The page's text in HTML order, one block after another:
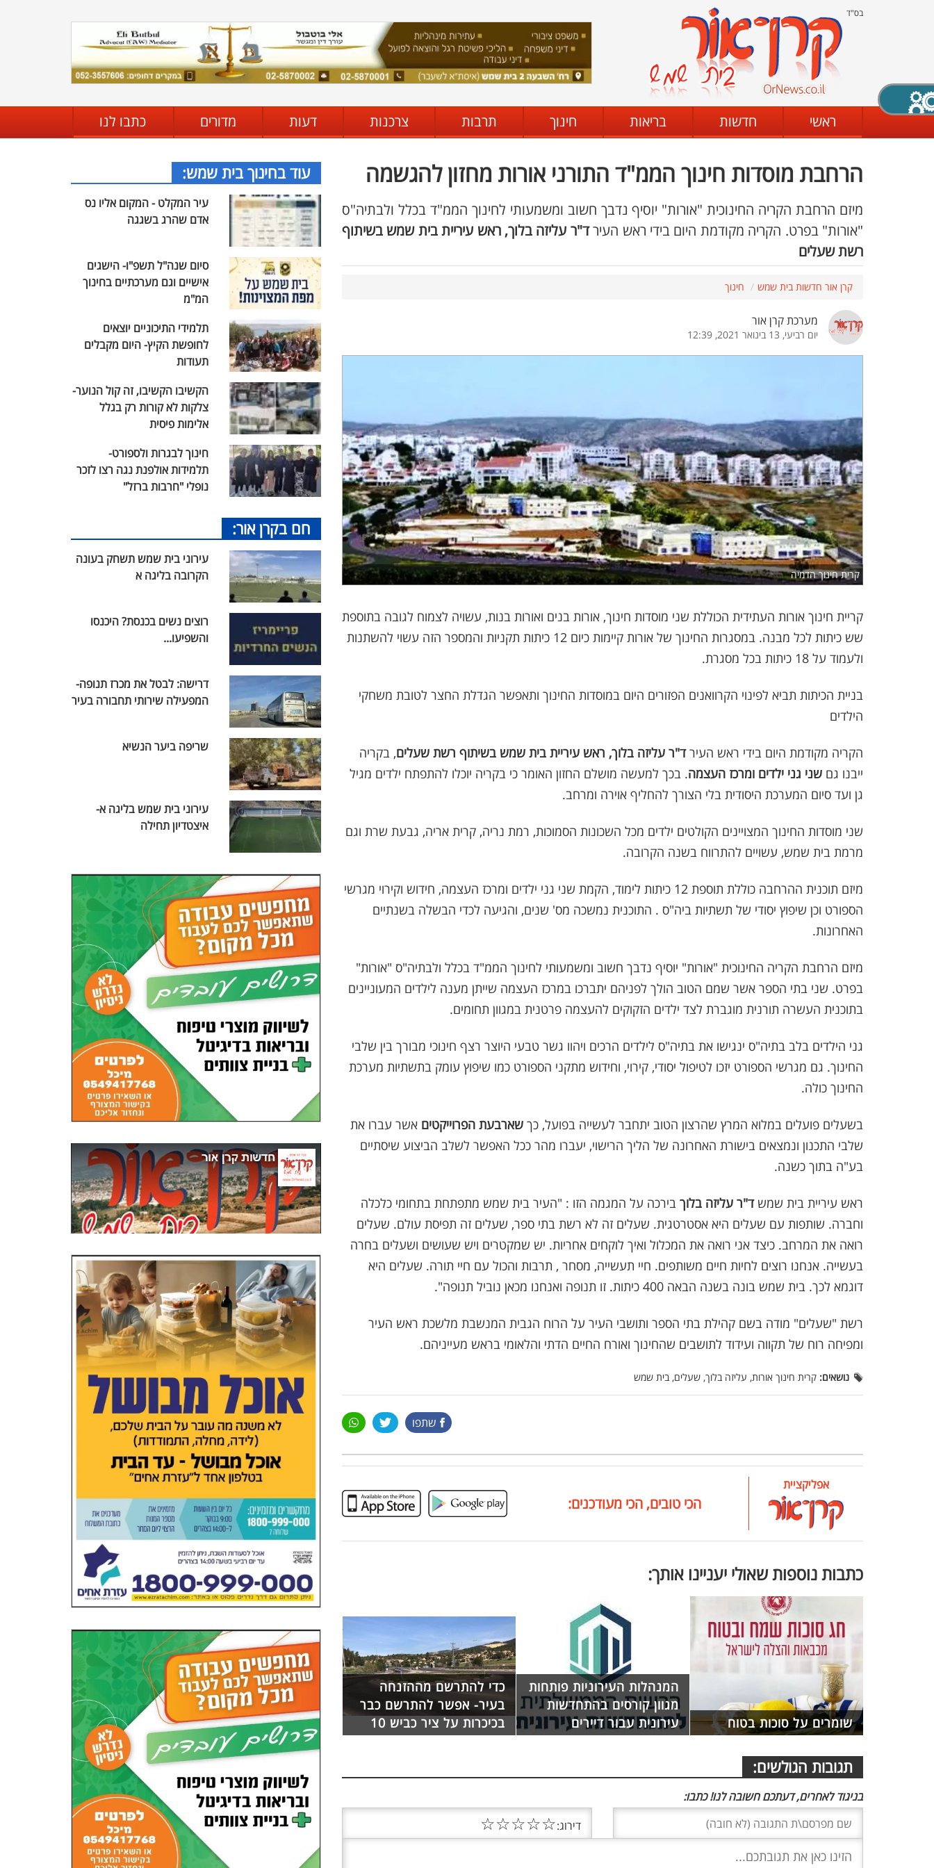
בס"ד
ראשי חדשות בריאות חינוך תרבות צרכנות דעות מדורים כתבו לנו
הרחבת מוסדות חינוך הממ"ד התורני אורות מחזון להגשמה
מיזם הרחבת הקריה החינוכית "אורות" יוסיף נדבך חשוב ומשמעותי לחינוך הממ"ד בכלל ולבתיה"ס
"אורות" בפרט. הקריה מקודמת היום בידי ראש העירד"ר עליזה בלוך, ראש עיריית בית שמש בשיתוף
רשת שעלים
קרן אור חדשות בית שמש חינוך
מערכת קרן אור
יום רביעי, 13 בינואר 2021, 12:39
קרית חינוך הדמיה
קריית חינוך אורות העתידית הכוללת שני מוסדות חינוך, אורות בנים ואורות בנות, עשויה לצמוח לגובה בתוספת
שש כיתות לכל מבנה. במסגרות החינוך של אורות קיימות כיום 12 כיתות תקניות והמספר הזה עשוי להשתנות
ולעמוד על 18 כיתות בכל מסגרת.
בניית הכיתות תביא לפינוי הקרוואנים הפזורים היום במוסדות החינוך ותאפשר הגדלת החצר לטובת משחקי
הילדים
הקריה מקודמת היום בידי ראש העירד"ר עליזה בלוך, ראש עיריית בית שמש בשיתוף רשת שעלים, בקריה
ייבנו גם שני גני ילדים ומרכז העצמה. בכך למעשה מושלם החזון האומר כי בקריה יוכלו להתפתח ילדים מגיל
גן ועד סיום המערכת היסודית בלי הצורך להחליף אוירה ומרחב.
שני מוסדות החינוך המצויינים הקולטים ילדים מכל השכונות הסמוכות, רמת נריה, קרית אריה, גבעת שרת וגם
מרמת בית שמש, עשויים להתרווח בשנה הקרובה.
מיזם תוכנית ההרחבה כוללת תוספת 12 כיתות לימוד, הקמת שני גני ילדים ומרכז העצמה, חידוש וקירוי מגרשי
הספורט וכן שיפוץ יסודי של תשתיות ביה"ס . התוכנית נמשכה מס' שנים, והגיעה לכדי הבשלה בשנתיים
האחרונות.
מיזם הרחבת הקריה החינוכית "אורות" יוסיף נדבך חשוב ומשמעותי לחינוך הממ"ד בכלל ולבתיה"ס "אורות"
בפרט. שני בתי הספר אשר שמם הטוב הולך לפניהם יתברכו במרכז העצמה שייתן מענה לילדים המעוניינים
בתוכנית העשרה תורנית מוגברת לצד ילדים הזקוקים להעצמה פרטנית במגוון תחומים.
גני הילדים בלב בתיה"ס ינגישו את בתיה"ס לילדים הרכים ויהוו גשר טבעי היוצר רצף חינוכי מבורך בין שלבי
החינוך. גם מגרשי הספורט יזכו לטיפול יסודי, קירוי, וחידוש מתקני הספורט כמו שיפוץ עומק בתשתיות מערכת
החינוך כולה.
בשעלים פועלים במלוא המרץ שהרצון הטוב יתחבר לעשייה בפועל, כך שארבעת הפרוייקטים אשר עברו את
שלבי התכנון ונמצאים בישורת האחרונה של הליך הרישוי, יעברו מהר ככל האפשר לשלב הביצוע שיסתיים
בע"ה בתוך כשנה.
ראש עיריית בית שמשד"ר עליזה בלוך בירכה על המגמה הזו : "העיר בית שמש מתפתחת בתחומי כלכלה
וחברה. שותפות עם שעלים היא אסטרטגית. שעלים זה לא רשת בתי ספר, שעלים זה תפיסת עולם. שעלים
רואה את המרחב. כיצד אני רואה את המכלול ואיך לוקחים אחריות. יש שמקטרים ויש שעושים ושעלים בחרה
בעשייה. אנחנו רוצים לחיות חיים משותפים. חיי תעשייה, מסחר , תרבות והכול עם חיי תורה. שעלים היא
דוגמא לכך. בית שמש בונה בשנה הבאה 400 כיתות. זו תנופה ואנחנו מכאן נוביל תנופה
."
רשת "שעלים" מודה בשם קהילת בתי הספר ותושבי העיר על הרוח הגבית המנשבת מלשכת ראש העיר
ומפיחה רוח של תקווה ועידוד לתושבים שהחינוך ואורח החיים הדתי והלאומי בראש מעייניהם.
נושאים: קרית חינוך אורות, עליזה בלוך, שעלים, בית שמש
שתפו
אפליקציית
הכי טובים, הכי מעודכנים:
כתבות נוספות שאולי יעניינו אותך:
שומרים על סוכות בטוח
המנהלות העירוניות פותחות
מגוון קורסים בהתחדשות
עירונית עבור דיירים
כדי להתרשם מההזנחה
בעיר- אפשר להתרשם כבר
בכיכרות על ציר כביש 10
תגובות הגולשים:
בניגוד לאחרים, דעתכם חשובה לנו! כתבו:
דירוג:☆
☆
☆
☆
☆
עוד בחינוך בית שמש:
עיר המקלט - המקום אליו נס
אדם שהרג בשגגה
סיום שנה"ל תשפ"ו- הישגים
אישיים וגם מערכתיים בחינוך
המ"מ
תלמידי התיכוניים יוצאים
לחופשת הקיץ- היום מקבלים
תעודות
הקשיבו הקשיבו, זה קול הנוער-
צלקות לא קורות רק בגלל
אלימות פיסית
חינוך לבגרות ולספורט-
תלמידות אולפנת נגה רצו לזכר
נופלי "חרבות ברזל"
חם בקרן אור:
עירוני בית שמש תשחק בעונה
הקרובה בליגה א
רוצים נשים בכנסת? היכנסו
והשפיעו...
דרישה: לבטל את מכרז תנופה-
המפעילה שירותי תחבורה בעיר
שריפה ביער הנשיא
עירוני בית שמש בליגה א-
איצטדיון תחילה
X סגירה
מצב שחור - לבן קביעת ניגודיות
גופן קריא הגדלת האתר
הדגשת קישורים הדגשת כותרות
כיבוי הבהובים התאמת קריאה